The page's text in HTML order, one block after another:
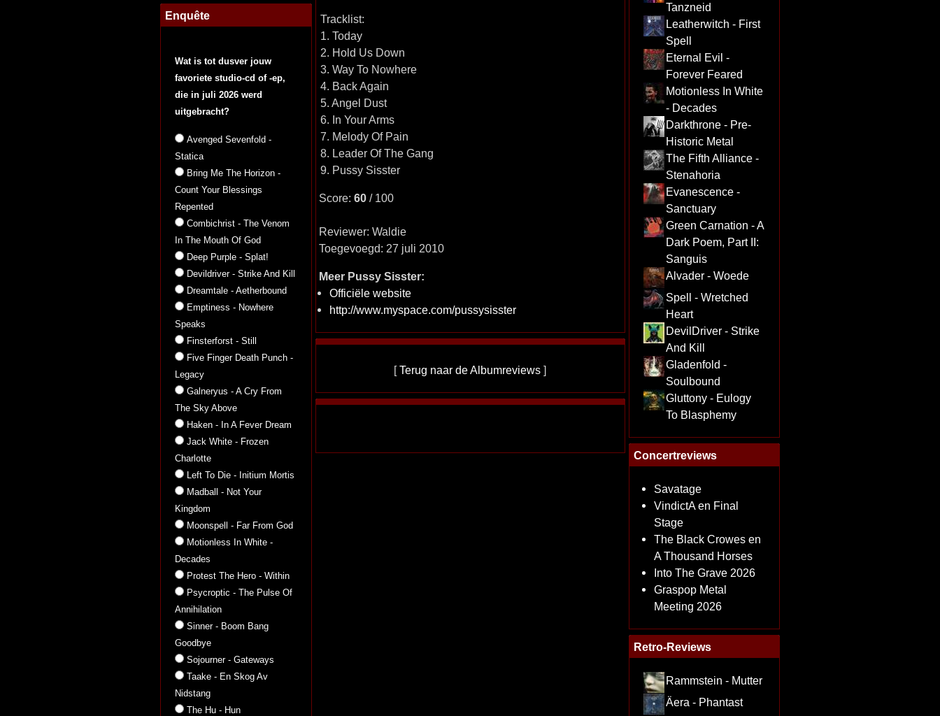
Enquête
Wat is tot dusver jouw
favoriete studio-cd of -ep,
die in juli 2026 werd
uitgebracht?
Avenged Sevenfold -
Statica
Bring Me The Horizon -
Count Your Blessings
Repented
Combichrist - The Venom
In The Mouth Of God
Deep Purple - Splat!
Devildriver - Strike And Kill
Dreamtale - Aetherbound
Emptiness - Nowhere
Speaks
Finsterforst - Still
Five Finger Death Punch -
Legacy
Galneryus - A Cry From
The Sky Above
Haken - In A Fever Dream
Jack White - Frozen
Charlotte
Left To Die - Initium Mortis
Madball - Not Your
Kingdom
Moonspell - Far From God
Motionless In White -
Decades
Protest The Hero - Within
Psycroptic - The Pulse Of
Annihilation
Sinner - Boom Bang
Goodbye
Sojourner - Gateways
Taake - En Skog Av
Nidstang
The Hu - Hun
Tracklist:
1. Today
2. Hold Us Down
3. Way To Nowhere
4. Back Again
5. Angel Dust
6. In Your Arms
7. Melody Of Pain
8. Leader Of The Gang
9. Pussy Sisster
Score: 60/ 100
Reviewer: Waldie
Toegevoegd: 27 juli 2010
Meer Pussy Sisster:
Officiële website
http://www.myspace.com/pussysisster
[Terug naar de Albumreviews ]
Tanzneid
Leatherwitch - First
Spell
Eternal Evil -
Forever Feared
Motionless In White
- Decades
Darkthrone - Pre-
Historic Metal
The Fifth Alliance -
Stenahoria
Evanescence -
Sanctuary
Green Carnation - A
Dark Poem, Part II:
Sanguis
Alvader - Woede
Spell - Wretched
Heart
DevilDriver - Strike
And Kill
Gladenfold -
Soulbound
Gluttony - Eulogy
To Blasphemy
Concertreviews
Savatage
VindictA en Final
Stage
The Black Crowes en
A Thousand Horses
Into The Grave 2026
Graspop Metal
Meeting 2026
Retro-Reviews
Rammstein - Mutter
Äera - Phantast